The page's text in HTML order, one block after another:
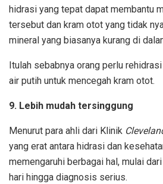
hidrasi yang tepat dapat membantu
tersebut dan kram otot yang tidak
mineral yang biasanya kurang di
Itulah sebabnya orang perlu
air putih untuk mencegah kram otot.
9. Lebih mudah tersinggung
Menurut para ahli dari Klinik
yang erat antara hidrasi dan
memengaruhi berbagai hal, mulai
hari hingga diagnosis serius.